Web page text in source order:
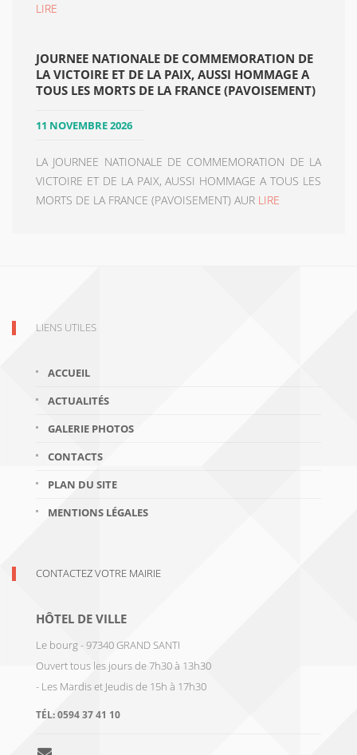
LIRE
JOURNEE NATIONALE DE COMMEMORATION DE
LA VICTOIRE ET DE LA PAIX, AUSSI HOMMAGE A
TOUS LES MORTS DE LA FRANCE (PAVOISEMENT)
11 NOVEMBRE 2026
LA JOURNEE NATIONALE DE COMMEMORATION DE LA
VICTOIRE ET DE LA PAIX, AUSSI HOMMAGE A TOUS LES
MORTS DE LA FRANCE (PAVOISEMENT) AUR LIRE
LIENS UTILES
ACCUEIL
ACTUALITÉS
GALERIE PHOTOS
CONTACTS
PLAN DU SITE
MENTIONS LÉGALES
CONTACTEZ VOTRE MAIRIE
HÔTEL DE VILLE
Le bourg - 97340 GRAND SANTI
Ouvert tous les jours de 7h30 à 13h30
- Les Mardis et Jeudis de 15h à 17h30
TÉL:0594 37 41 10